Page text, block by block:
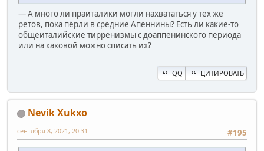
— А много ли праиталики могли нахвататься у тех же
ретов, пока пёрли в средние Апеннины? Есть ли какие-то
общеиталийские тирренизмы с доаппенинского периода
или на каковой можно списать их?
QQ ЦИТИРОВАТЬ
Nevik Xukxo
#195
сентября 8, 2021, 20:31